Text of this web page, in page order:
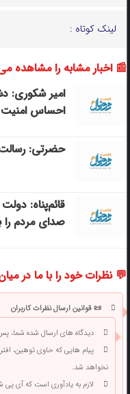
لینک کوتاه :
📰 اخبار مشابه را مشاهده
امیر شکوری:
احساس امنیت
حضرتی:
قائم‌پناه:
صدای مردم را
💬 نظرات خود را با ما در
📜 قوانین ارسال نظرات کاربران
دیدگاه های ارسال شده شما،
پیام هایی که حاوی توهین،
نخواهد شد.
لازم به یادآوری است که آی